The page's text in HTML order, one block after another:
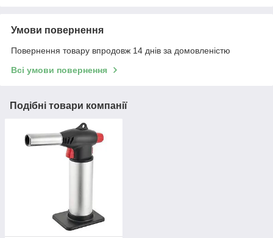
Умови повернення
Повернення товару впродовж 14 днів за домовленістю
Всі умови повернення
Подібні товари компанії